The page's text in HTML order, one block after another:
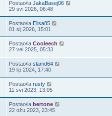
Postao/la JakaBasej06
29 svi 2026, 06:48
Postao/la Elisa85
01 sij 2026, 15:01
Postao/la Cooleech
27 vel 2025, 05:33
Postao/la slamd64
19 lip 2024, 17:40
Postao/la rusty
11 svi 2023, 13:05
Postao/la bertone
22 ožu 2023, 23:45